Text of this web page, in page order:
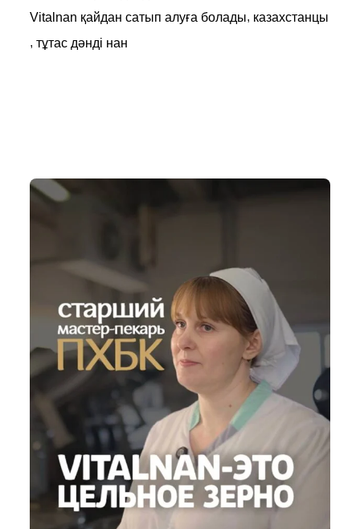
Vitalnan қайдан сатып алуға болады, казахстанцы
, тұтас дәнді нан